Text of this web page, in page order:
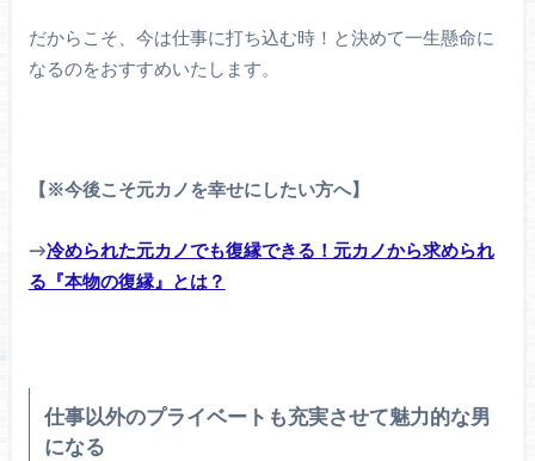
だからこそ、今は仕事に打ち込む時！と決めて一生懸命に
なるのをおすすめいたします。
【※今後こそ元カノを幸せにしたい方へ】
→冷められた元カノでも復縁できる！元カノから求められ
る『本物の復縁』とは？
仕事以外のプライベートも充実させて魅力的な男
になる